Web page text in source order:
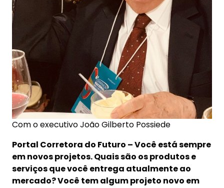
Com o executivo João Gilberto Possiede
Portal Corretora do Futuro – Você está sempre
em novos projetos. Quais são os produtos e
serviços que você entrega atualmente ao
mercado? Você tem algum projeto novo em